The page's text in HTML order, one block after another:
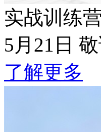
实战训练营
5月21日
了解更多